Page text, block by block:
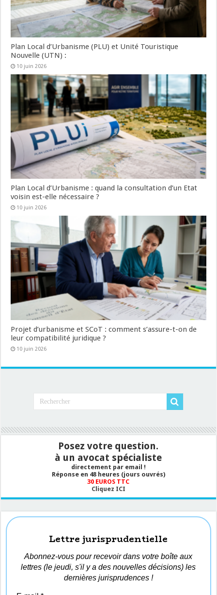
Plan Local d’Urbanisme (PLU) et Unité Touristique
Nouvelle (UTN) :
10 juin 2026
Plan Local d’Urbanisme : quand la consultation d’un Etat
voisin est-elle nécessaire ?
10 juin 2026
Projet d’urbanisme et SCoT : comment s’assure-t-on de
leur compatibilité juridique ?
10 juin 2026
Posez votre question.
à un avocat spécialiste
directement par email !
Réponse en 48 heures (jours ouvrés)
30 EUROS TTC
Cliquez ICI
Lettre jurisprudentielle
Abonnez-vous pour recevoir dans votre boîte aux
lettres (le jeudi, s'il y a des nouvelles décisions) les
dernières jurisprudences !